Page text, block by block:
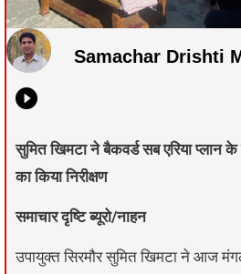
Samachar Drishti
सुमित खिमटा ने बैकवर्ड सब एरिया प्लान
का किया निरीक्षण
समाचार दृष्टि ब्यूरो/नाहन
उपायुक्त सिरमौर सुमित खिमटा ने आज